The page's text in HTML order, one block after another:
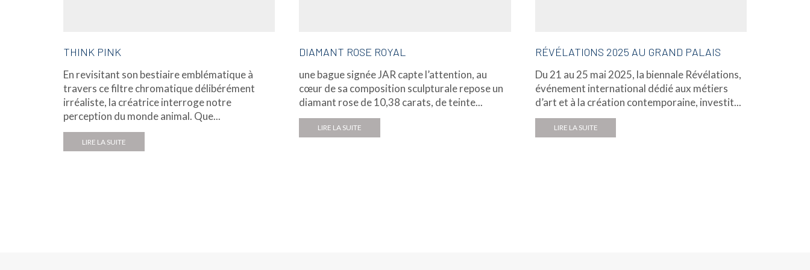
THINK PINK
En revisitant son bestiaire emblématique à
travers ce filtre chromatique délibérément
irréaliste, la créatrice interroge notre
perception du monde animal. Que...
LIRE LA SUITE
DIAMANT ROSE ROYAL
une bague signée JAR capte l’attention, au
cœur de sa composition sculpturale repose un
diamant rose de 10,38 carats, de teinte...
LIRE LA SUITE
RÉVÉLATIONS 2025 AU GRAND PALAIS
Du 21 au 25 mai 2025, la biennale Révélations,
événement international dédié aux métiers
d’art et à la création contemporaine, investit...
LIRE LA SUITE